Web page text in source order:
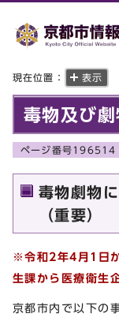
現在位置： 表示
毒物及び
ページ番号196514
毒物劇物
（重要）
※令和2年4月1日
生課から医療衛生
京都市内で以下の